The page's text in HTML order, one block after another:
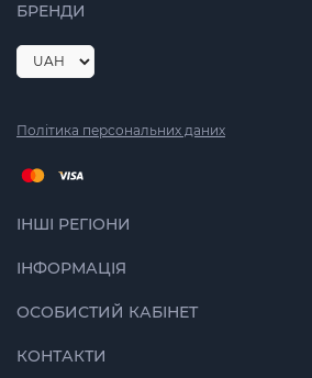
БРЕНДИ
Політика персональних даних
ІНШІ РЕГІОНИ
ІНФОРМАЦІЯ
ОСОБИСТИЙ КАБІНЕТ
КОНТАКТИ